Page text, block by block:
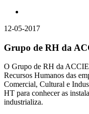
12-05-2017
Grupo de RH da
O Grupo de RH da
Recursos Humanos das
Comercial, Cultural e
HT para conhecer as
industrializa.